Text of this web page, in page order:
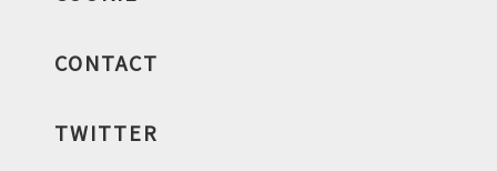
CONTACT
TWITTER